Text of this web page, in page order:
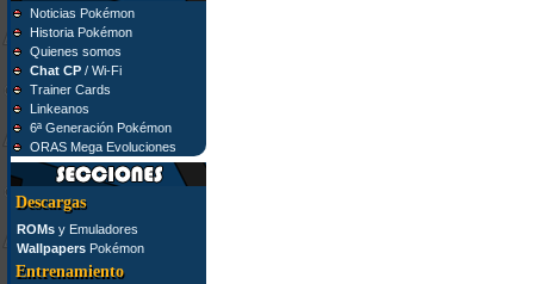
Noticias Pokémon
Historia Pokémon
Quienes somos
Chat CP/ Wi-Fi
Trainer Cards
Linkeanos
6ª Generación Pokémon
ORAS Mega Evoluciones
Descargas
ROMsy Emuladores
WallpapersPokémon
Entrenamiento